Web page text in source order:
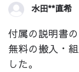
水田**直希
付属の説明書
無料の搬入・
した。